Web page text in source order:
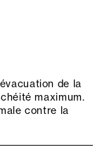
de la
maximum.
contre la